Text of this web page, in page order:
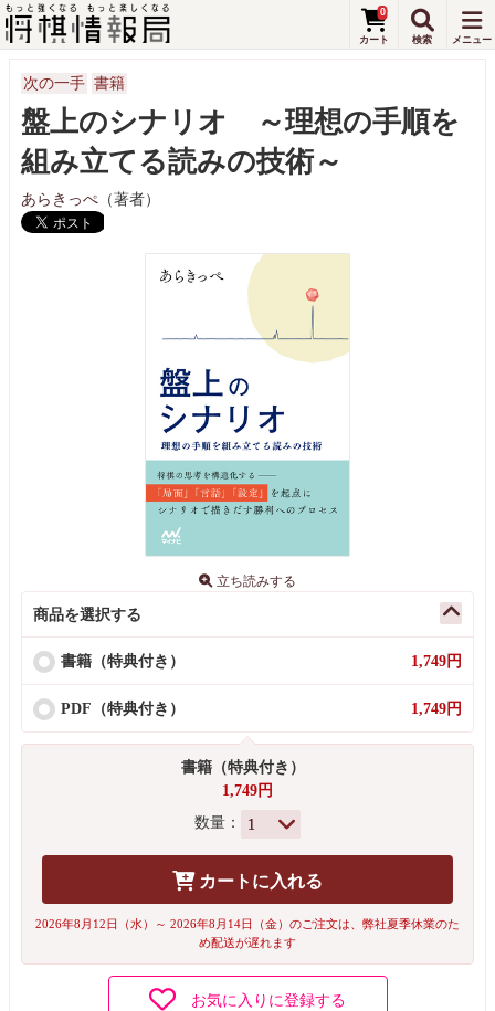
0
次の一手 書籍
盤上のシナリオ ～理想の手順を
組み立てる読みの技術～
あらきっぺ （著者）
立ち読みする
商品を選択する
書籍（特典付き） 1,749円
PDF（特典付き） 1,749円
書籍（特典付き）
1,749円
数量：
カートに入れる
2026年8月12日（水）～ 2026年8月14日（金）のご注文は、弊社夏季休業のた
め配送が遅れます
お気に入りに登録する